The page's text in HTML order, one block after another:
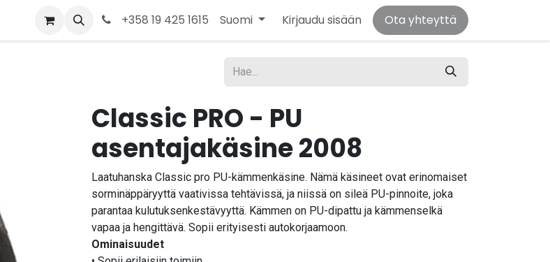
Tietoja meistä Ota yhteyttä+358 19 425 1615 Suomi Kirjaudu sisään Ota yhteyttä
Classic PRO - PU
asentajakäsine 2008
Laatuhanska Classic pro PU-kämmenkäsine. Nämä käsineet ovat erinomaiset
sorminäppäryyttä vaativissa tehtävissä, ja niissä on sileä PU-pinnoite, joka
parantaa kulutuksenkestävyyttä. Kämmen on PU-dipattu ja kämmenselkä
vapaa ja hengittävä. Sopii erityisesti autokorjaamoon.
Ominaisuudet